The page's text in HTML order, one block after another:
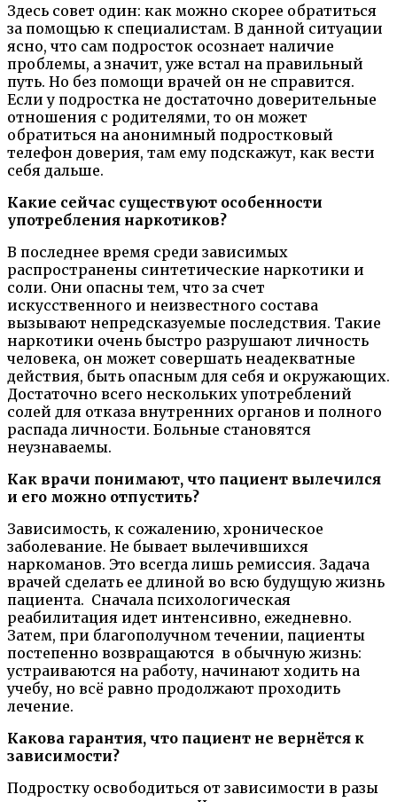
Здесь совет один: как можно скорее обратиться
за помощью к специалистам. В данной ситуации
ясно, что сам подросток осознает наличие
проблемы, а значит, уже встал на правильный
путь. Но без помощи врачей он не справится.
Если у подростка не достаточно доверительные
отношения с родителями, то он может
обратиться на анонимный подростковый
телефон доверия, там ему подскажут, как вести
себя дальше.
Какие сейчас существуют особенности
употребления наркотиков?
В последнее время среди зависимых
распространены синтетические наркотики и
соли. Они опасны тем, что за счет
искусственного и неизвестного состава
вызывают непредсказуемые последствия. Такие
наркотики очень быстро разрушают личность
человека, он может совершать неадекватные
действия, быть опасным для себя и окружающих.
Достаточно всего нескольких употреблений
солей для отказа внутренних органов и полного
распада личности. Больные становятся
неузнаваемы.
Как врачи понимают, что пациент вылечился
и его можно отпустить?
Зависимость, к сожалению, хроническое
заболевание. Не бывает вылечившихся
наркоманов. Это всегда лишь ремиссия. Задача
врачей сделать ее длиной во всю будущую жизнь
пациента. Сначала психологическая
реабилитация идет интенсивно, ежедневно.
Затем, при благополучном течении, пациенты
постепенно возвращаются в обычную жизнь:
устраиваются на работу, начинают ходить на
учебу, но всё равно продолжают проходить
лечение.
Какова гарантия, что пациент не вернётся к
зависимости?
Подростку освободиться от зависимости в разы